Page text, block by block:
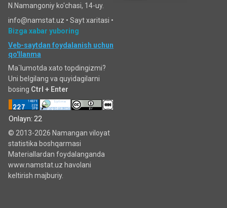
N.Namangoniy ko'chasi, 14-uy.
info@namstat.uz • Sayt xaritasi •
Bizga xabar yuboring
Veb-saytdan foydalanish uchun
qo'llanma
Ma`lumotda xato topdingizmi?
Uni belgilang va quyidagilarni
bosing Ctrl + Enter
Onlayn: 22
© 2013-2026 Namangan viloyat
statistika boshqarmasi
Materiallardan foydalanganda
www.namstat.uz havolani
keltirish majburiy.